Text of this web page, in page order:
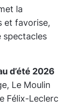
la
et favorise,
spectacles
d’été 2026
Le Moulin
Félix-Leclerc